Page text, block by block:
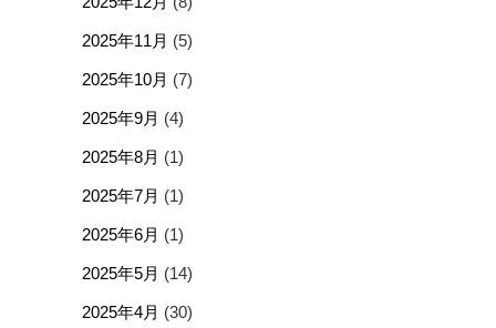
2025年11月 (5)
2025年10月 (7)
2025年9月 (4)
2025年8月 (1)
2025年7月 (1)
2025年6月 (1)
2025年5月 (14)
2025年4月 (30)